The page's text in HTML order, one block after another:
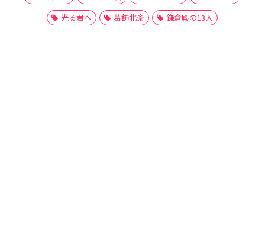
光る君へ
葛飾北斎 鎌倉殿の13人